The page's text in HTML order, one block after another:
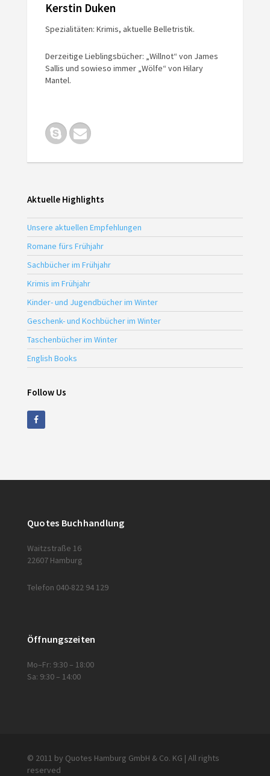
Kerstin Duken
Spezialitäten: Krimis, aktuelle Belletristik.
Derzeitige Lieblingsbücher: „Willnot“ von James
Sallis und sowieso immer „Wölfe“ von Hilary
Mantel.
Aktuelle Highlights
Unsere aktuellen Empfehlungen
Romane fürs Frühjahr
Sachbücher im Frühjahr
Krimis im Frühjahr
Kinder- und Jugendbücher im Winter
Geschenk- und Kochbücher im Winter
Taschenbücher im Winter
English Books
Follow Us
Quotes Buchhandlung
Waitzstraße 16
22607 Hamburg
Telefon 040-822 94 129
Öffnungszeiten
Mo–Fr: 9:30 – 18:00
Sa: 9:30 – 14:00
© 2011 by Quotes Hamburg GmbH & Co. KG | All rights
reserved